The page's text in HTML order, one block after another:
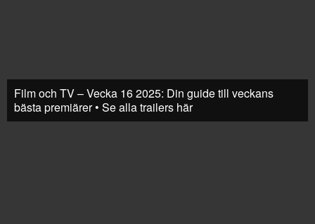
Film och TV – Vecka 16 2025: Din guide till veckans
bästa premiärer • Se alla trailers här